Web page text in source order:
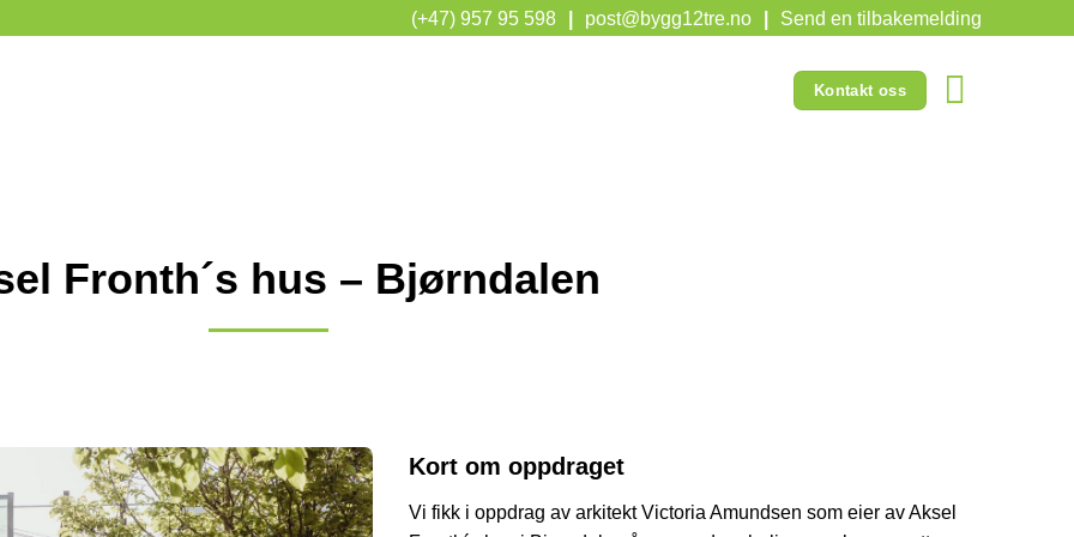
(+47) 957 95 598 post@bygg12tre.no Send en tilbakemelding
Kontakt oss
Fronth´s hus – Bjørndalen
Kort om oppdraget
Vi fikk i oppdrag av arkitekt Victoria Amundsen som eier av Aksel